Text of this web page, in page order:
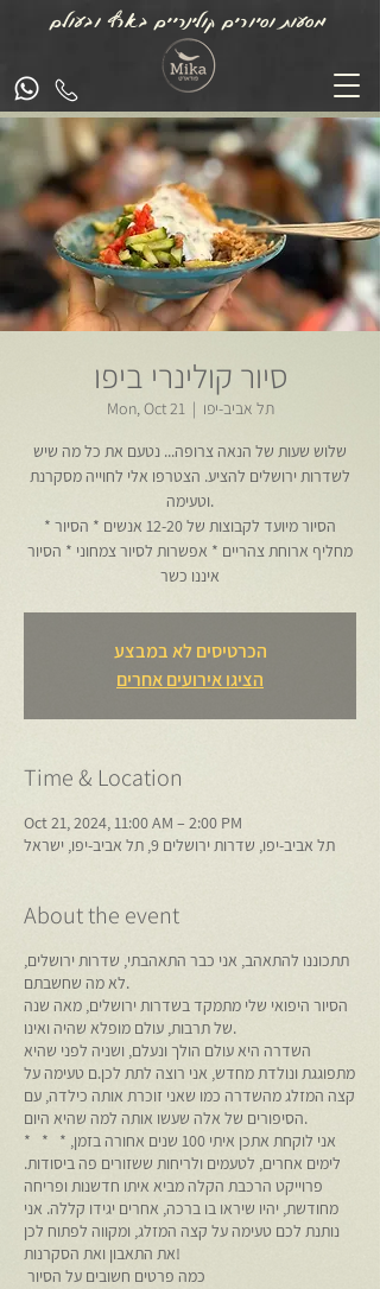
מסעות וסיורים קולינריים בארץ ובעולם
סיור קולינרי ביפו
Mon, Oct 21
  |
תל אביב-יפו
שלוש שעות של הנאה צרופה... נטעם את כל מה שיש
לשדרות ירושלים להציע. הצטרפו אלי לחוייה מסקרנת
וטעימה.
* הסיור מיועד לקבוצות של 12-20 אנשים * הסיור
מחליף ארוחת צהריים * אפשרות לסיור צמחוני * הסיור
איננו כשר
הכרטיסים לא במבצע
הציגו אירועים אחרים
Time & Location
Oct 21, 2024, 11:00 AM – 2:00 PM
תל אביב-יפו, שדרות ירושלים 9, תל אביב-יפו, ישראל
About the event
תתכוננו להתאהב, אני כבר התאהבתי, שדרות ירושלים,
לא מה שחשבתם.
הסיור היפואי שלי מתמקד בשדרות ירושלים, מאה שנה
של תרבות, עולם מופלא שהיה ואינו.
השדרה היא עולם הולך ונעלם, ושניה לפני שהיא
מתפוגגת ונולדת מחדש, אני רוצה לתת לכן.ם טעימה על
קצה המזלג מהשדרה כמו שאני זוכרת אותה כילדה, עם
הסיפורים של אלה שעשו אותה למה שהיא היום.
* * * אני לוקחת אתכן איתי 100 שנים אחורה בזמן,
לימים אחרים, לטעמים ולריחות ששזורים פה ביסודות.
פרוייקט הרכבת הקלה מביא איתו חדשנות ופריחה
מחודשת, יהיו שיראו בו ברכה, אחרים יגידו קללה. אני
נותנת לכם טעימה על קצה המזלג, ומקווה לפתוח לכן
את התאבון ואת הסקרנות!